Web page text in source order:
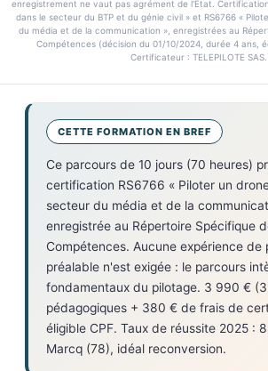
enregistrement ne vaut pas agrément de l'État.
dans le secteur du BTP et du génie civil » et RS6766 «
du média et de la communication », enregistrées au
Compétences (décision du 01/10/2024, durée 4 ans,
Certificateur : TELEPILOTE SAS.
CETTE FORMATION EN BREF
Ce parcours de 10 jours (70 heures)
certification RS6766 « Piloter un
secteur du média et de la
enregistrée au Répertoire Spécifique
Compétences. Aucune expérience de
préalable n'est exigée : le parcours
fondamentaux du pilotage. 3 990 €
pédagogiques + 380 € de frais de
éligible CPF. Taux de réussite 2025 :
Marcq (78), idéal reconversion.